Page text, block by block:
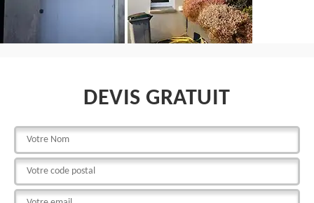
DEVIS GRATUIT